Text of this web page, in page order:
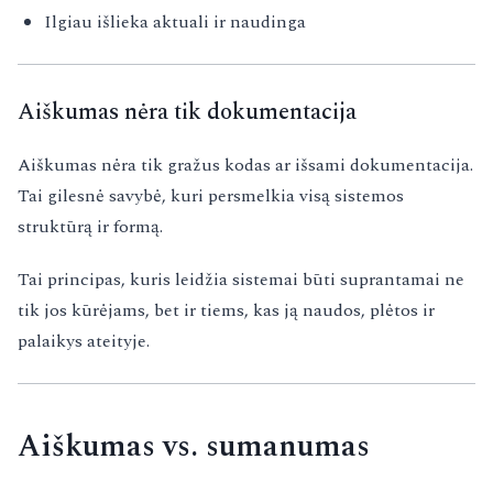
Ilgiau išlieka aktuali ir naudinga
Aiškumas nėra tik dokumentacija
Aiškumas nėra tik gražus kodas ar išsami dokumentacija.
Tai gilesnė savybė, kuri persmelkia visą sistemos
struktūrą ir formą.
Tai principas, kuris leidžia sistemai būti suprantamai ne
tik jos kūrėjams, bet ir tiems, kas ją naudos, plėtos ir
palaikys ateityje.
Aiškumas vs. sumanumas